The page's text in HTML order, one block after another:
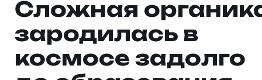
Сложная
зародилась в
космосе задолго